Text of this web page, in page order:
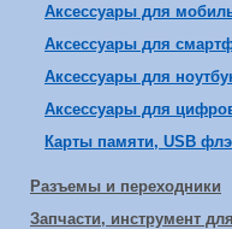
Аксессуары для
Аксессуары для
Аксессуары для
Аксессуары для
Карты памяти, USB
Разъемы и переходники
Запчасти, инструмент